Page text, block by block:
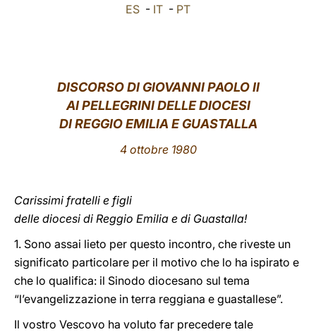
ES - IT - PT
DISCORSO DI GIOVANNI PAOLO II
AI PELLEGRINI DELLE DIOCESI
DI REGGIO EMILIA E GUASTALLA
4 ottobre 1980
Carissimi fratelli e figli
delle diocesi di Reggio Emilia e di Guastalla!
1. Sono assai lieto per questo incontro, che riveste un
significato particolare per il motivo che lo ha ispirato e
che lo qualifica: il Sinodo diocesano sul tema
“l’evangelizzazione in terra reggiana e guastallese”.
Il vostro Vescovo ha voluto far precedere tale